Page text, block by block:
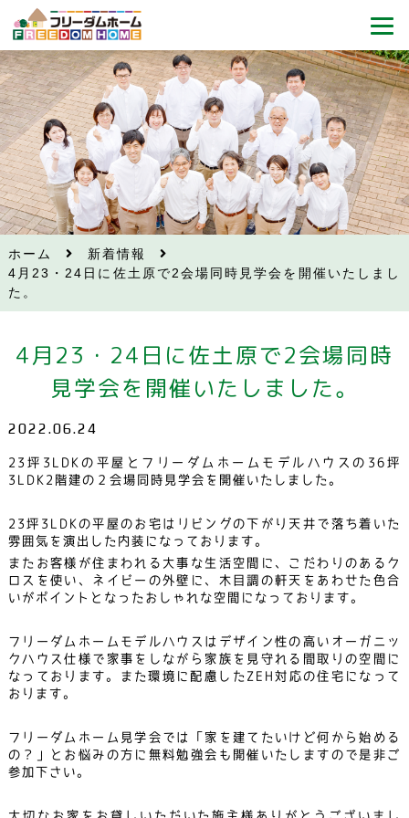
ホーム
新着情報
4月23・24日に佐土原で2会場同時見学会を開催いたしまし
た。
4月23・24日に佐土原で2会場同時
見学会を開催いたしました。
2022.06.24
23坪3LDKの平屋とフリーダムホームモデルハウスの36坪
3LDK2階建の２会場同時見学会を開催いたしました。
23坪3LDKの平屋のお宅はリビングの下がり天井で落ち着いた
雰囲気を演出した内装になっております。
またお客様が住まわれる大事な生活空間に、こだわりのあるク
ロスを使い、ネイビーの外壁に、木目調の軒天をあわせた色合
いがポイントとなったおしゃれな空間になっております。
フリーダムホームモデルハウスはデザイン性の高いオーガニッ
クハウス仕様で家事をしながら家族を見守れる間取りの空間に
なっております。また環境に配慮したZEH対応の住宅になって
おります。
フリーダムホーム見学会では「家を建てたいけど何から始める
の？」とお悩みの方に無料勉強会も開催いたしますので是非ご
参加下さい。
大切なお家をお貸しいただいた施主様ありがとうございまし